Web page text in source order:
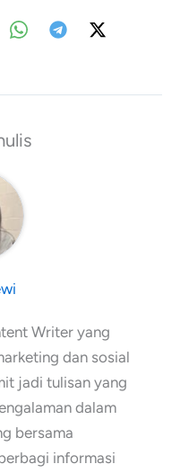
Writer yang
dan sosial
jadi tulisan yang
dalam
bersama
informasi